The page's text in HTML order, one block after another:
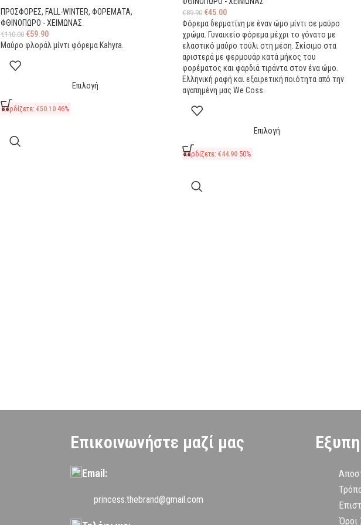
ΠΡΟΣΦΟΡΕΣ, FALL-WINTER, ΦΟΡΕΜΑΤΑ,
ΦΘΙΝΟΠΩΡΟ - ΧΕΙΜΩΝΑΣ
€110.00 €59.90
Μαύρο φλοράλ μίντι φόρεμα Kahyra.
Επιλογή
Κερδίζετε: €50.1046%
€89.90 €45.00
Φόρεμα δερματίνη με έναν ώμο μίντι σε μαύρο
χρώμα. Γυναικείο φόρεμα μέχρι το γόνατο με
ελαστικό μαύρο τούλι στη μέση. Σκίσιμο στα
αριστερά με φερμουάρ κατά μήκος του
φορέματος και φαρδιά τιράντα στον ένα ώμο.
Ελληνική ραφή και εξαιρετική ποιότητα από την
αγαπημένη μας We Coss.
Επιλογή
Κερδίζετε: €44.9050%
Επικοινωνήστε μαζί μας
Email:
princess.thebrand@gmail.com
Όροι